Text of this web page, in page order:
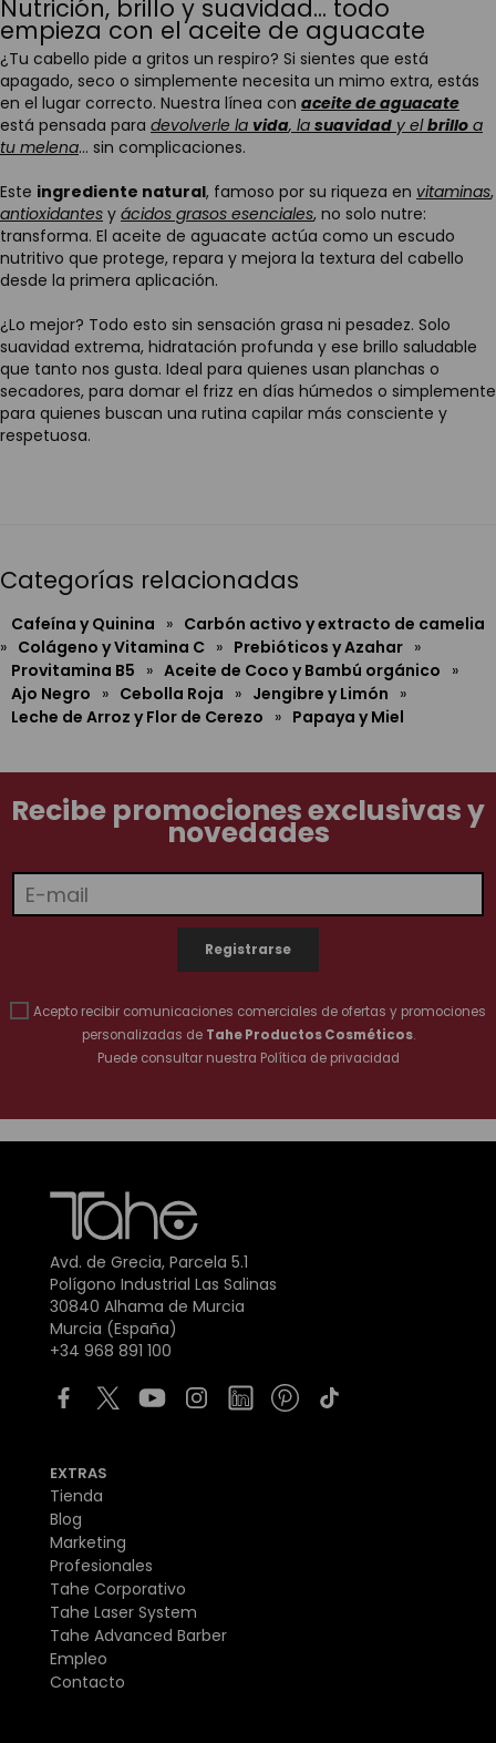
Nutrición, brillo y suavidad... todo
empieza con el aceite de aguacate
¿Tu cabello pide a gritos un respiro? Si sientes que está
apagado, seco o simplemente necesita un mimo extra, estás
en el lugar correcto. Nuestra línea con aceite de aguacate
está pensada para devolverle la vida, la suavidad y elbrillo a
tu melena... sin complicaciones.
Este ingrediente natural, famoso por su riqueza en vitaminas,
antioxidantes y ácidos grasos esenciales, no solo nutre:
transforma. El aceite de aguacate actúa como un escudo
nutritivo que protege, repara y mejora la textura del cabello
desde la primera aplicación.
¿Lo mejor? Todo esto sin sensación grasa ni pesadez. Solo
suavidad extrema, hidratación profunda y ese brillo saludable
que tanto nos gusta. Ideal para quienes usan planchas o
secadores, para domar el frizz en días húmedos o simplemente
para quienes buscan una rutina capilar más consciente y
respetuosa.
Categorías relacionadas
Cafeína y Quinina » Carbón activo y extracto de camelia
» Colágeno y Vitamina C » Prebióticos y Azahar »
Provitamina B5 » Aceite de Coco y Bambú orgánico »
Ajo Negro » Cebolla Roja » Jengibre y Limón »
Leche de Arroz y Flor de Cerezo » Papaya y Miel
Recibe promociones exclusivas y
novedades
Acepto recibir comunicaciones comerciales de ofertas y promociones
personalizadas de Tahe Productos Cosméticos.
Puede consultar nuestra Política de privacidad
Avd. de Grecia, Parcela 5.1
Polígono Industrial Las Salinas
30840 Alhama de Murcia
Murcia (España)
+34 968 891 100
EXTRAS
Tienda
Blog
Marketing
Profesionales
Tahe Corporativo
Tahe Laser System
Tahe Advanced Barber
Empleo
Contacto